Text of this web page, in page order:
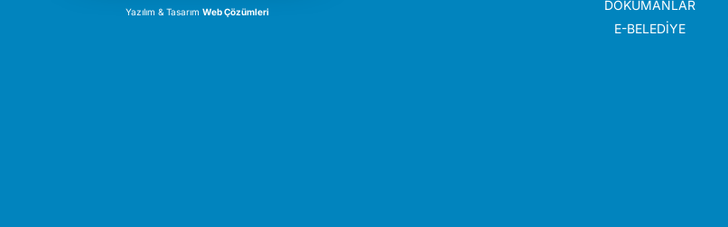
Yazılım & Tasarım Web Çözümleri
DÖKÜMANLAR
E-BELEDİYE